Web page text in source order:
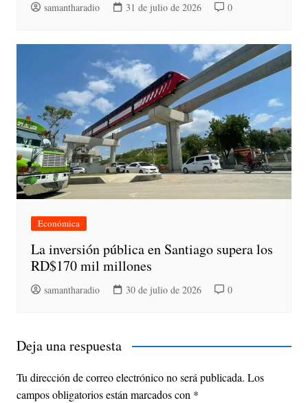
samantharadio 31 de julio de 2026 0
Económica
La inversión pública en Santiago supera los
RD$170 mil millones
samantharadio 30 de julio de 2026 0
Deja una respuesta
Tu dirección de correo electrónico no será publicada. Los
campos obligatorios están marcados con *